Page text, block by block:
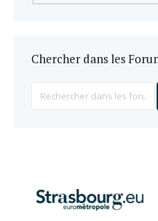
Chercher dans les